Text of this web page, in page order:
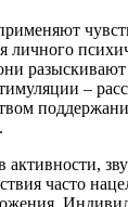
–
часто